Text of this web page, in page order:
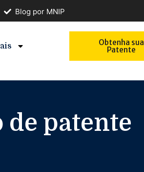
Blog por MNIP
Obtenha sua
Patente
de patente